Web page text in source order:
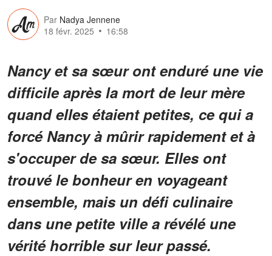
Par Nadya Jennene
18 févr. 2025
16:58
Nancy et sa sœur ont enduré une vie
difficile après la mort de leur mère
quand elles étaient petites, ce qui a
forcé Nancy à mûrir rapidement et à
s'occuper de sa sœur. Elles ont
trouvé le bonheur en voyageant
ensemble, mais un défi culinaire
dans une petite ville a révélé une
vérité horrible sur leur passé.